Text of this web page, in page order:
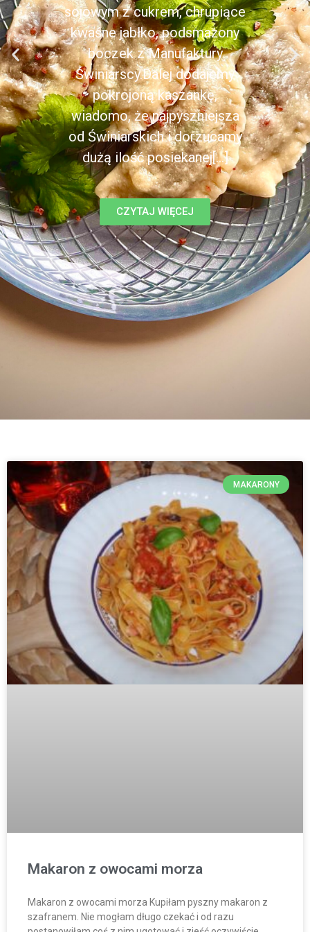
sojowym z cukrem, chrupiące
kwaśne jabłko, podsmażony
boczek z Manufaktury
Świniarscy.Dalej dodajemy
pokrojoną kaszankę,
wiadomo, że najpyszniejsza
od Świniarskich i dorzucamy
dużą ilość posiekanej[...]
CZYTAJ WIĘCEJ
MAKARONY
Makaron z owocami morza
Makaron z owocami morza Kupiłam pyszny makaron z
szafranem. Nie mogłam długo czekać i od razu